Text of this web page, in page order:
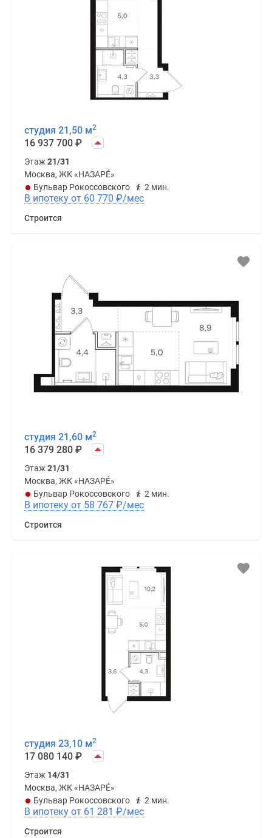
студия 21,50 м2
16 937 700 ₽
Этаж21/31
Москва, ЖК «НАЗАРÉ»
Бульвар Рокоссовского
2 мин.
В ипотеку от 60 770 ₽/мес
Строится
студия 21,60 м2
16 379 280 ₽
Этаж21/31
Москва, ЖК «НАЗАРÉ»
Бульвар Рокоссовского
2 мин.
В ипотеку от 58 767 ₽/мес
Строится
студия 23,10 м2
17 080 140 ₽
Этаж 14/31
Москва, ЖК «НАЗАРÉ»
Бульвар Рокоссовского
2 мин.
В ипотеку от 61 281 ₽/мес
Строится